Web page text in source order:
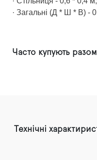
· Загальні (Д * Ш * В) -
Часто купують разом
Технічні